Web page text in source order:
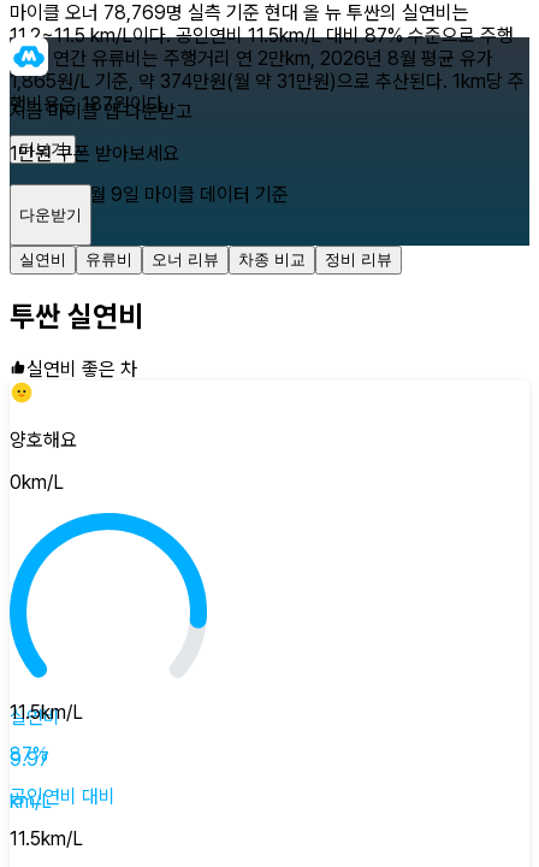
마이클 오너 78,769명 실측 기준 현대 올 뉴 투싼의 실연비는
11.2~11.5 km/L이다. 공인연비 11.5km/L 대비 87% 수준으로 주행
된다. 연간 유류비는 주행거리 연 2만km, 2026년 8월 평균 유가
1,865원/L 기준, 약 374만원(월 약 31만원)으로 추산된다. 1km당 주
행비용은 187원이다.
더보기
2026년 8월 9일 마이클 데이터 기준
지금 마이클 앱 다운받고
1만원 쿠폰 받아보세요
다운받기
실연비 유류비 오너 리뷰 차종 비교 정비 리뷰
투싼 실연비
실연비 좋은 차
양호해요
0km/L
실연비
9.97
km/L
11.5km/L
87%
공인연비 대비
11.5km/L